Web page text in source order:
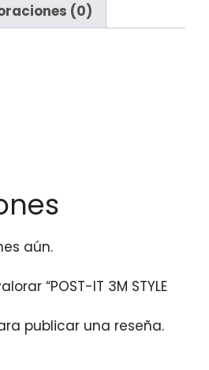
(0)
aún.
“POST-IT 3M STYLE
publicar una reseña.